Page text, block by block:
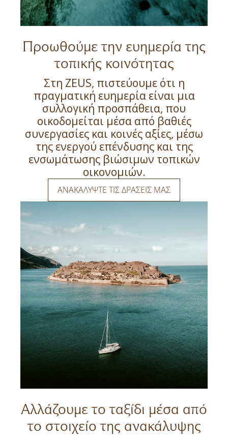
Προωθούμε την ευημερία της
τοπικής κοινότητας
Στη ZEUS, πιστεύουμε ότι η
πραγματική ευημερία είναι μια
συλλογική προσπάθεια, που
οικοδομείται μέσα από βαθιές
συνεργασίες και κοινές αξίες, μέσω
της ενεργού επένδυσης και της
ενσωμάτωσης βιώσιμων τοπικών
οικονομιών.
ΑΝΑΚΑΛΥΨΤΕ ΤΙΣ ΔΡΑΣΕΙΣ ΜΑΣ
Αλλάζουμε το ταξίδι μέσα από
το στοιχείο της ανακάλυψης